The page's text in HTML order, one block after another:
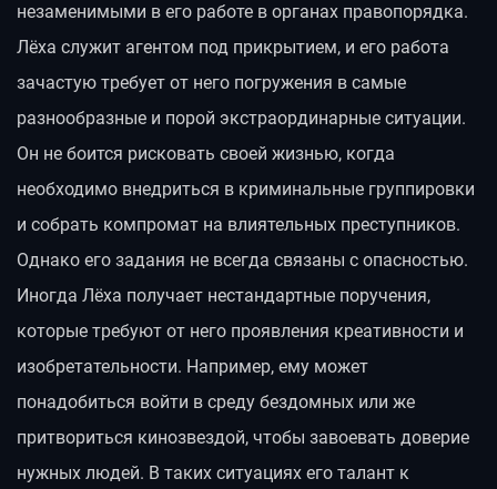
незаменимыми в его работе в органах правопорядка.
Лёха служит агентом под прикрытием, и его работа
зачастую требует от него погружения в самые
разнообразные и порой экстраординарные ситуации.
Он не боится рисковать своей жизнью, когда
необходимо внедриться в криминальные группировки
и собрать компромат на влиятельных преступников.
Однако его задания не всегда связаны с опасностью.
Иногда Лёха получает нестандартные поручения,
которые требуют от него проявления креативности и
изобретательности. Например, ему может
понадобиться войти в среду бездомных или же
притвориться кинозвездой, чтобы завоевать доверие
нужных людей. В таких ситуациях его талант к